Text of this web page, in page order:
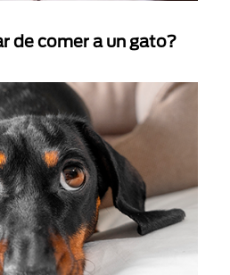
de comer a un gato?